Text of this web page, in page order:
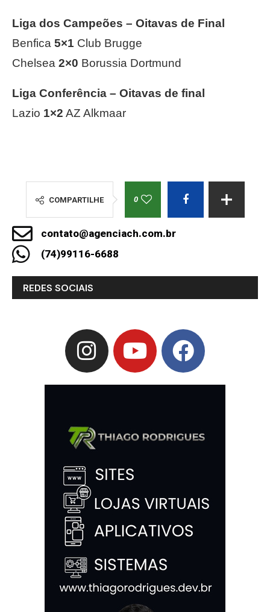
Liga dos Campeões – Oitavas de Final
Benfica 5×1 Club Brugge
Chelsea 2×0 Borussia Dortmund
Liga Conferência – Oitavas de final
Lazio 1×2 AZ Alkmaar
COMPARTILHE 0
contato@agenciach.com.br
(74)99116-6688
REDES SOCIAIS